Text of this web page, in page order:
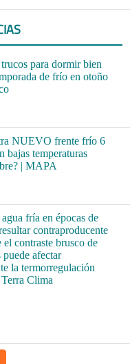
para dormir bien
de frío en otoño
NUEVO frente frío 6
bajas temperaturas
| MAPA
fría en épocas de
contraproducente
el contraste brusco de
puede afectar
la termorregulación
Clima